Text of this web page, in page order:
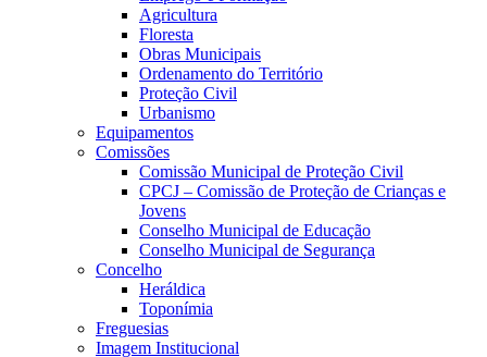
Agricultura
Floresta
Obras Municipais
Ordenamento do Território
Proteção Civil
Urbanismo
Equipamentos
Comissões
Comissão Municipal de Proteção Civil
CPCJ – Comissão de Proteção de Crianças e
Jovens
Conselho Municipal de Educação
Conselho Municipal de Segurança
Concelho
Heráldica
Toponímia
Freguesias
Imagem Institucional